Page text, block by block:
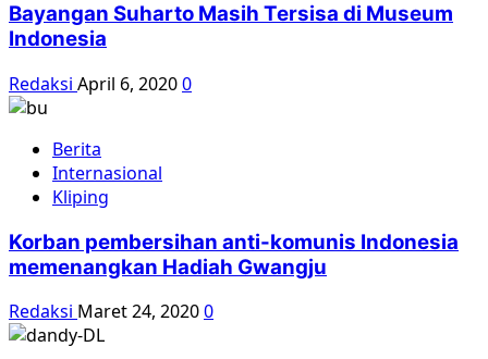
Bayangan Suharto Masih Tersisa di Museum
Indonesia
Redaksi April 6, 20200
Berita
Internasional
Kliping
Korban pembersihan anti-komunis Indonesia
memenangkan Hadiah Gwangju
Redaksi Maret 24, 20200